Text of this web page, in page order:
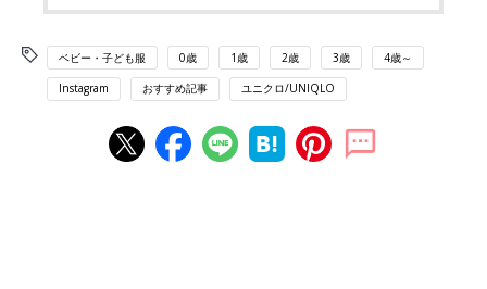
ベビー・子ども服 0歳 1歳 2歳 3歳 4歳～
Instagram おすすめ記事 ユニクロ/UNIQLO